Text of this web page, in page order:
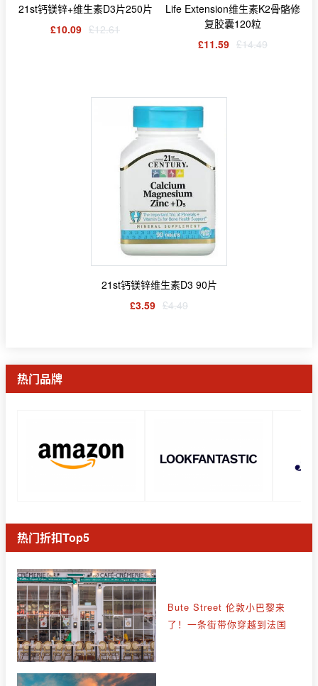
21st钙镁锌+维生素D3片250片
£10.09 £12.61
Life Extension维生素K2骨骼修
复胶囊120粒
£11.59 £14.49
21st钙镁锌维生素D3 90片
£3.59 £4.49
热门品牌
热门折扣Top5
Bute Street 伦敦小巴黎来
了！一条街带你穿越到法国